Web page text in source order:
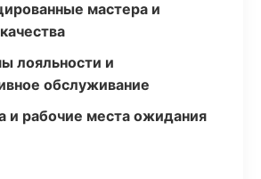
мастера и
лояльности и
обслуживание
и рабочие места ожидания